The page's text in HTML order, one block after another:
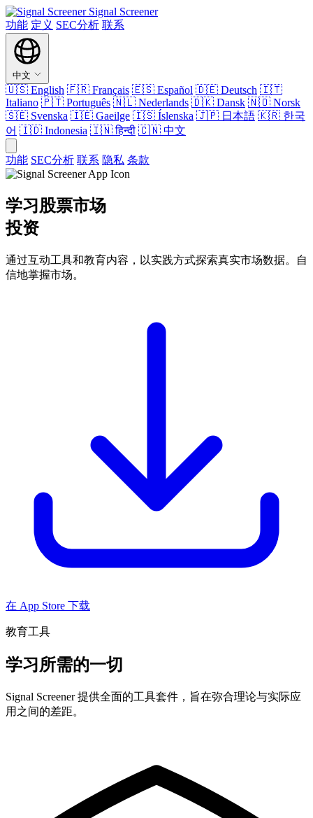
Signal Screener
功能 定义 SEC分析 联系
中文
🇺🇸 English 🇫🇷 Français 🇪🇸 Español 🇩🇪 Deutsch 🇮🇹
Italiano 🇵🇹 Português 🇳🇱 Nederlands 🇩🇰 Dansk 🇳🇴 Norsk
🇸🇪 Svenska 🇮🇪 Gaeilge 🇮🇸 Íslenska 🇯🇵 日本語 🇰🇷 한국
어 🇮🇩 Indonesia 🇮🇳हिन्दी 🇨🇳 中文
功能 SEC分析 联系 隐私 条款
学习股票市场
投资
通过互动工具和教育内容，以实践方式探索真实市场数据。自
信地掌握市场。
在 App Store 下载
教育工具
学习所需的一切
Signal Screener 提供全面的工具套件，旨在弥合理论与实际应
用之间的差距。